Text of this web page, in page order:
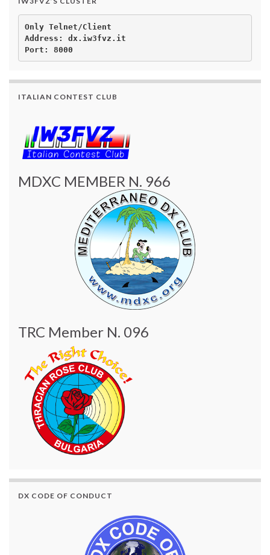
Only Telnet/Client
Address: dx.iw3fvz.it
ITALIAN CONTEST CLUB
MDXC MEMBER N. 966
TRC Member N. 096
DX CODE OF CONDUCT